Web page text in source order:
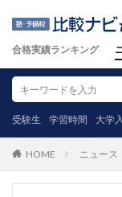
合格実績ランキング
受験生 学習時間 大学
HOME ニュース